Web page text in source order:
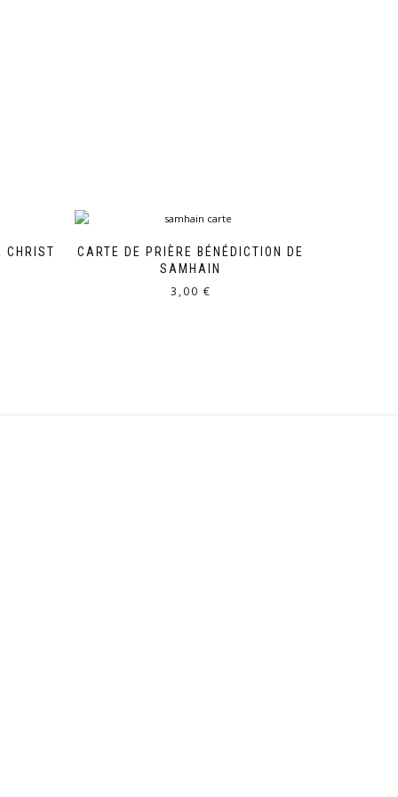
CHRIST
CARTE DE PRIÈRE BÉNÉDICTION DE
SAMHAIN
3,00 €